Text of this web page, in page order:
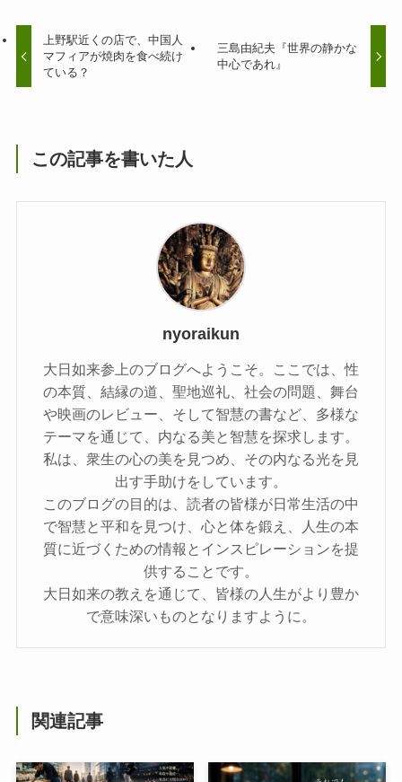
上野駅近くの店で、中国人
マフィアが焼肉を食べ続け
ている？
三島由紀夫『世界の静かな
中心であれ』
この記事を書いた人
nyoraikun
大日如来参上のブログへようこそ。ここでは、性
の本質、結縁の道、聖地巡礼、社会の問題、舞台
や映画のレビュー、そして智慧の書など、多様な
テーマを通じて、内なる美と智慧を探求します。
私は、衆生の心の美を見つめ、その内なる光を見
出す手助けをしています。
このブログの目的は、読者の皆様が日常生活の中
で智慧と平和を見つけ、心と体を鍛え、人生の本
質に近づくための情報とインスピレーションを提
供することです。
大日如来の教えを通じて、皆様の人生がより豊か
で意味深いものとなりますように。
関連記事